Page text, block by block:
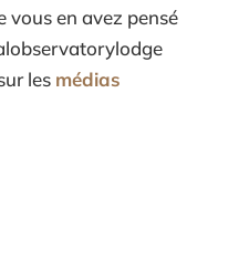
vous en avez pensé
les médias